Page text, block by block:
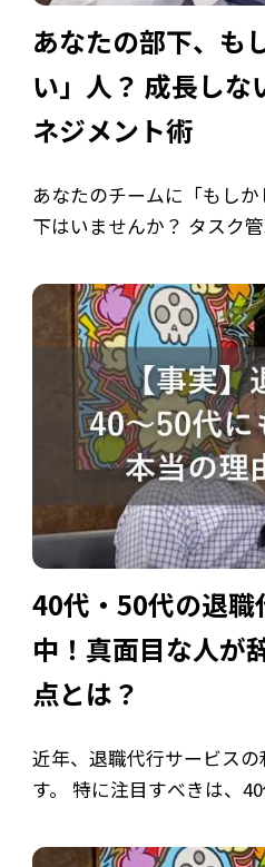
あなたの部下、も
い」人？ 成長し
ネジメント術
あなたのチームに「もし
下はいませんか？ タスク
れる…これらは、チームの
メントを困難にする「や
[…]
40代・50代の退職
中！真面目な人が
点とは？
近年、退職代行サービス
す。 特に注目すべきは、
層が中心と思われがちで